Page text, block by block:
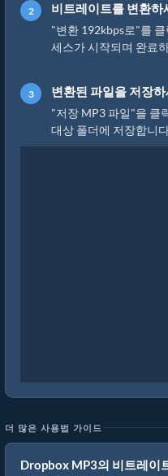
비트레이트를 변환하
"변환 192kbps로"를
세스가 시작되며 완료
변환된 파일을 저장
"저장 MP3 파일"을 클
대상 폴더에 저장합니
더 많은 사용법 가이드
Dropbox MP3의 비트레이